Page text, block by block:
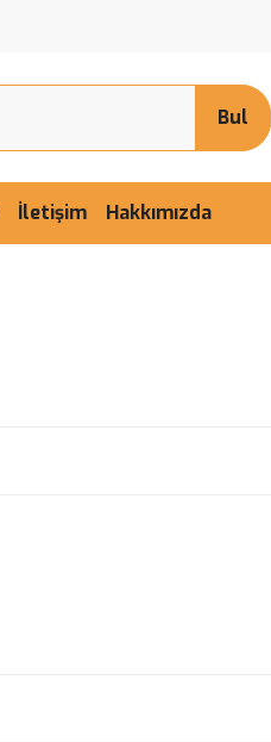
Bul
İletişim Hakkımızda